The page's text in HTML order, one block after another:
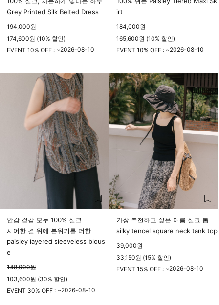
Grey Printed Silk Belted Dress
194,000원
174,600원 (10% 할인)
EVENT 10% OFF : ~2026-08-10
irt
184,000원
165,600원 (10% 할인)
EVENT 10% OFF : ~2026-08-10
안감 겉감 모두 100% 실크
시어한 결 위에 분위기를 더한
paisley layered sleeveless blous
e
148,000원
103,600원 (30% 할인)
EVENT 30% OFF : ~2026-08-10
가장 추천하고 싶은 여름 실크 톱
silky tencel square neck tank top
39,000원
33,150원 (15% 할인)
EVENT 15% OFF : ~2026-08-10